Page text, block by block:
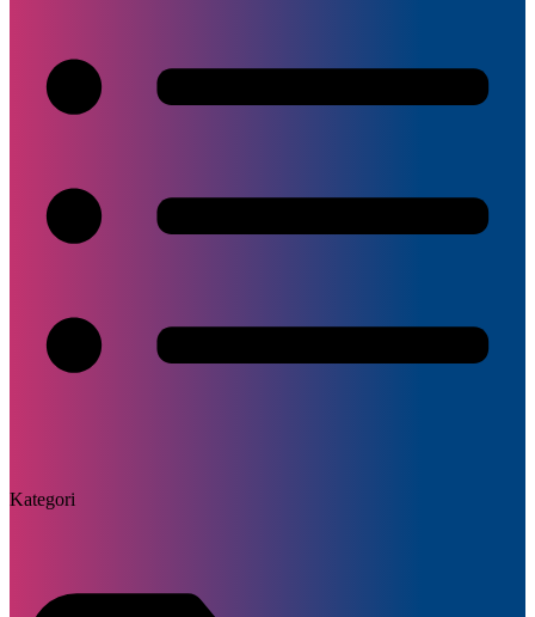
Kategori